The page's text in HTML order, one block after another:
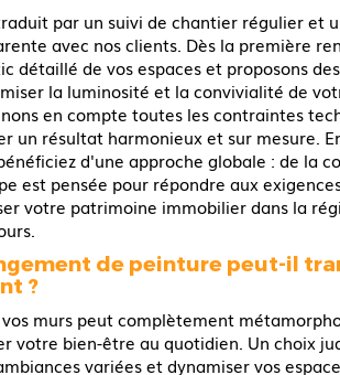
par un suivi de chantier régulier et
avec nos clients. Dès la première
détaillé de vos espaces et proposons
la luminosité et la convivialité de
en compte toutes les contraintes
un résultat harmonieux et sur mesure.
d'une approche globale : de la
est pensée pour répondre aux
votre patrimoine immobilier dans la
de peinture peut-il
?
murs peut complètement
votre bien-être au quotidien. Un choix
variées et dynamiser vos